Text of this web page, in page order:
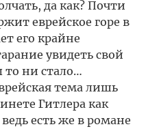
да как? Почти
еврейское горе в
его крайне
увидеть свой
то ни стало…
тема лишь
Гитлера как
есть же в романе